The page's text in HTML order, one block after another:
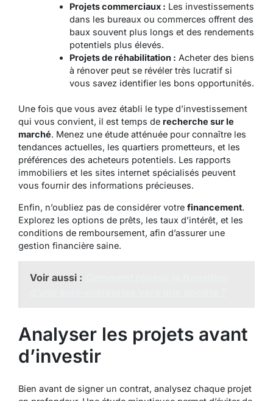
Projets commerciaux : Les investissements
dans les bureaux ou commerces offrent des
baux souvent plus longs et des rendements
potentiels plus élevés.
Projets de réhabilitation : Acheter des biens
à rénover peut se révéler très lucratif si
vous savez identifier les bons opportunités.
Une fois que vous avez établi le type d’investissement
qui vous convient, il est temps de recherche sur le
marché. Menez une étude atténuée pour connaître les
tendances actuelles, les quartiers prometteurs, et les
préférences des acheteurs potentiels. Les rapports
immobiliers et les sites internet spécialisés peuvent
vous fournir des informations précieuses.
Enfin, n’oubliez pas de considérer votre financement.
Explorez les options de prêts, les taux d’intérêt, et les
conditions de remboursement, afin d’assurer une
gestion financière saine.
Voir aussi :
Analyser les projets avant
d’investir
Bien avant de signer un contrat, analysez chaque projet